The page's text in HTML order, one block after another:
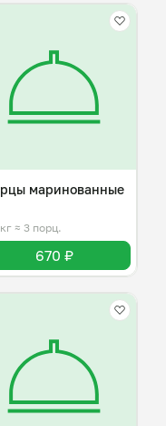
маринованные
≈ 3 порц.
670 ₽